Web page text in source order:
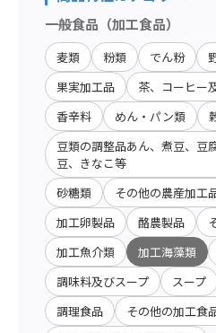
一般食品（加工食品）
麦類 粉類 でん粉
果実加工品 茶、コーヒー
香辛料 めん・パン類
豆類の調整品あん、煮豆、豆
豆、きなこ等
砂糖類 その他の農産加工
加工卵製品 酪農製品
加工魚介類 加工海藻類
調味料及びスープ スープ
調理食品 その他の加工食